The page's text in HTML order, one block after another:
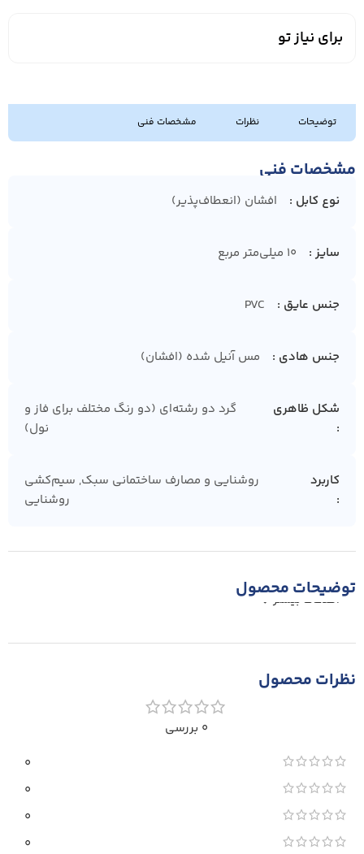
برای نیاز تو
توضیحات نظرات مشخصات فنی
مشخصات فنی
نوع کابل افشان (انعطاف‌پذیر)
سایز 10 میلی‌متر مربع
جنس عایق PVC
جنس هادی مس آنیل شده (افشان)
شکل ظاهری
گرد دو رشته‌ای (دو رنگ مختلف برای فاز و
نول)
کاربرد
روشنایی و مصارف ساختمانی سبک, سیم‌کشی
روشنایی
توضیحات محصول
اطلاعات بیشتر
نظرات محصول
0 بررسی
0
0
0
0